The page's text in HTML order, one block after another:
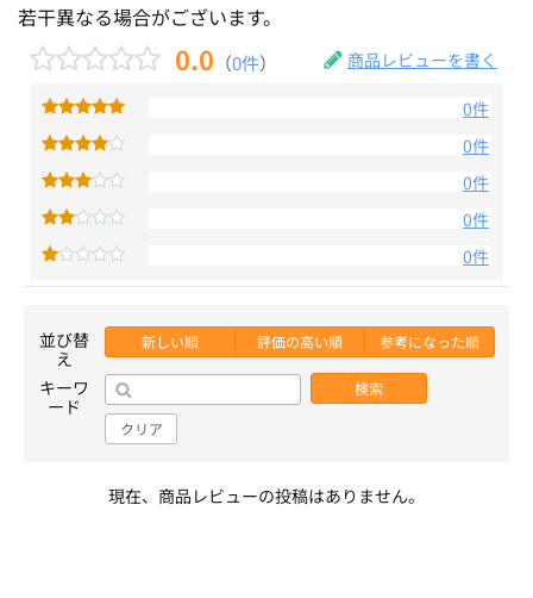
若干異なる場合がございます。
0.0 （0件） 商品レビューを書く
0件
0件
0件
0件
0件
並び替
え
新しい順 評価の高い順 参考になった順
キーワ
ード
検索
クリア
現在、商品レビューの投稿はありません。